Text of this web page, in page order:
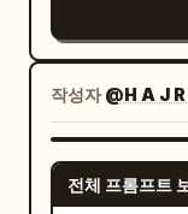
is
indistinct
like dark J-
에서 들어오
카락, 바닥에
니다. 구도/카메라: 세로형 3:4 비율. 인물을 중
앙에 배치한
치비 캐릭터
이는 짙은
고 숱 많은
그레한 볼,
는 완벽하게
시게 활짝 웃
귀걸이를 착
작성자@H A J
전체 프롬프트